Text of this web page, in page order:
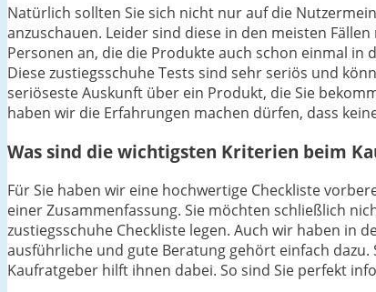
Natürlich sollten Sie sich nicht nur auf die
anzuschauen. Leider sind diese in den meisten
Personen an, die die Produkte auch schon einmal
Diese zustiegsschuhe Tests sind sehr seriös und
seriöseste Auskunft über ein Produkt, die Sie
haben wir die Erfahrungen machen dürfen, dass
Was sind die wichtigsten Kriterien beim
Für Sie haben wir eine hochwertige Checkliste
einer Zusammenfassung. Sie möchten schließlich
zustiegsschuhe Checkliste legen. Auch wir haben in
ausführliche und gute Beratung gehört einfach
Kaufratgeber hilft ihnen dabei. So sind Sie perfekt